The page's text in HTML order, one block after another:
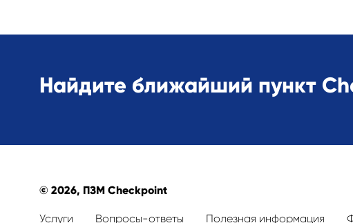
Найдите ближайший пункт
© 2026, ПЗМ Checkpoint
Услуги Вопросы-ответы Полезная информация